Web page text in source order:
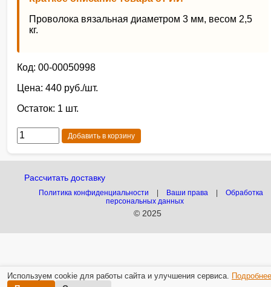
Используем cookie для работы сайта и улучшения сервиса. Подробнее
Проволока вязальная диаметром 3 мм, весом 2,5
кг.
Код: 00-00050998
Цена: 440 руб./шт.
Остаток: 1 шт.
Добавить в корзину
Рассчитать доставку
Политика конфиденциальности Ваши права
Обработка
персональных данных
© 2025